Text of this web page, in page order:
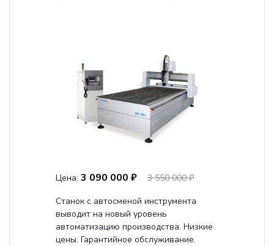
Цена: 3 090 000 ₽
3 550 000 ₽
Станок с автосменой инструмента
выводит на новый уровень
автоматизацию производства. Низкие
цены. Гарантийное обслуживание.